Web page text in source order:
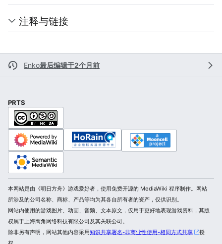
注释与链接
Enko最后编辑于2个月前
PRTS
本网站是由《明日方舟》游戏爱好者，使用免费开源的 MediaWiki 程序制作。网站
所涉及的公司名称、商标、产品等均为其各自所有者的资产，仅供识别。
网站内使用的游戏图片、动画、音频、文本原文，仅用于更好地表现游戏资料，其版
权属于上海鹰角网络科技有限公司及其关联公司。
除非另有声明，网站其他内容采用知识共享署名-非商业性使用-相同方式共享
授